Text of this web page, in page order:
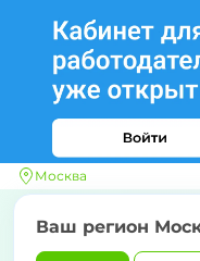
Москва
Ваш регион